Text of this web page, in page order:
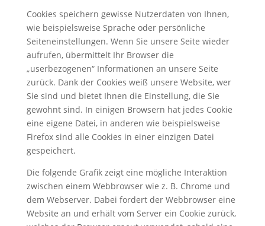
Cookies speichern gewisse Nutzerdaten von Ihnen,
wie beispielsweise Sprache oder persönliche
Seiteneinstellungen. Wenn Sie unsere Seite wieder
aufrufen, übermittelt Ihr Browser die
„userbezogenen“ Informationen an unsere Seite
zurück. Dank der Cookies weiß unsere Website, wer
Sie sind und bietet Ihnen die Einstellung, die Sie
gewohnt sind. In einigen Browsern hat jedes Cookie
eine eigene Datei, in anderen wie beispielsweise
Firefox sind alle Cookies in einer einzigen Datei
gespeichert.
Die folgende Grafik zeigt eine mögliche Interaktion
zwischen einem Webbrowser wie z. B. Chrome und
dem Webserver. Dabei fordert der Webbrowser eine
Website an und erhält vom Server ein Cookie zurück,